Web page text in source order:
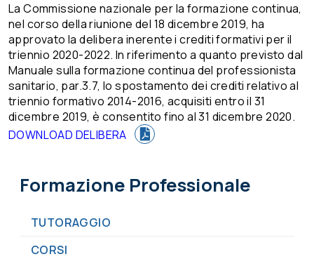
La Commissione nazionale per la formazione continua,
nel corso della riunione del 18 dicembre 2019, ha
approvato la delibera inerente i crediti formativi per il
triennio 2020-2022. In riferimento a quanto previsto dal
Manuale sulla formazione continua del professionista
sanitario, par.3.7, lo spostamento dei crediti relativo al
triennio formativo 2014-2016, acquisiti entro il 31
dicembre 2019, è consentito fino al 31 dicembre 2020.
DOWNLOAD DELIBERA
Formazione Professionale
TUTORAGGIO
CORSI